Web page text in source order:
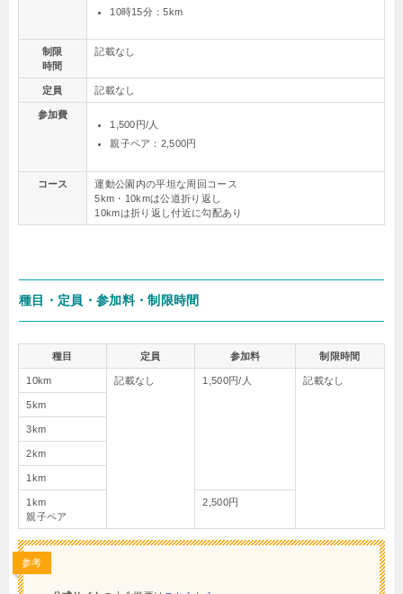
10時15分：5km
制限
時間
記載なし
定員 記載なし
参加費
1,500円/人
親子ペア：2,500円
コース
運動公園内の平坦な周回コース
5km・10kmは公道折り返し
10kmは折り返し付近に勾配あり
種目・定員・参加料・制限時間
種目 定員 参加料 制限時間
10km 記載なし 1,500円/人 記載なし
5km
3km
2km
1km
1km
親子ペア
2,500円
参考